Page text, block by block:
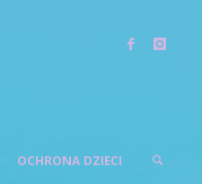
OCHRONA DZIECI